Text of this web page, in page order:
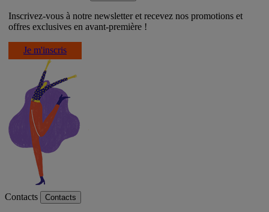
Inscrivez-vous à notre newsletter et recevez nos promotions et
offres exclusives en avant-première !
Je m'inscris
Contacts Contacts